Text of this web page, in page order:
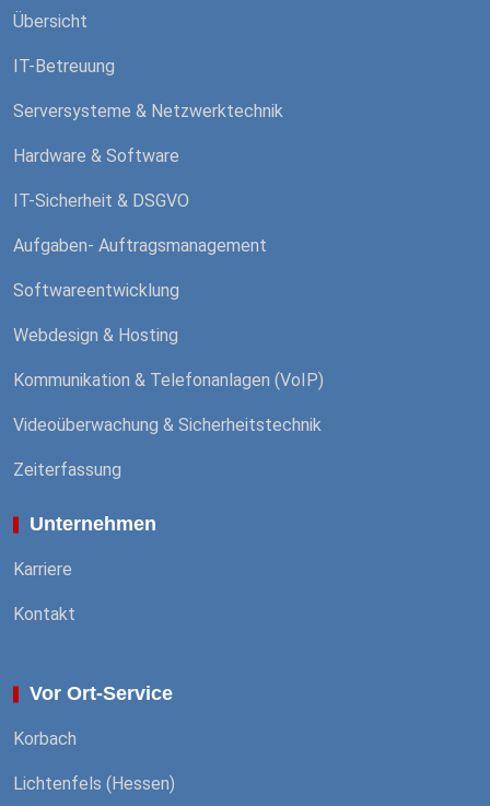
Übersicht
IT-Betreuung
Serversysteme & Netzwerktechnik
Hardware & Software
IT-Sicherheit & DSGVO
Aufgaben- Auftragsmanagement
Softwareentwicklung
Webdesign & Hosting
Kommunikation & Telefonanlagen (VoIP)
Videoüberwachung & Sicherheitstechnik
Zeiterfassung
Unternehmen
Karriere
Kontakt
Vor Ort-Service
Korbach
Lichtenfels (Hessen)